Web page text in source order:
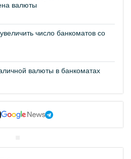
валюты
число банкоматов со
валюты в банкоматах